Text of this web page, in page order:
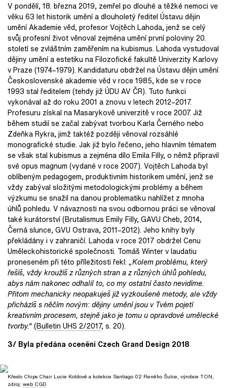
V pondělí, 18. března 2019, zemřel po dlouhé a těžké nemoci ve
věku 63 let historik umění a dlouholetý ředitel Ústavu dějin
umění Akademie věd, profesor Vojtěch Lahoda, jenž se celý
svůj profesní život věnoval zejména umění první poloviny 20.
století se zvláštním zaměřením na kubismus. Lahoda vystudoval
dějiny umění a estetiku na Filozofické fakultě Univerzity Karlovy
v Praze (1974–1979). Kandidaturu obdržel na Ústavu dějin umění
Československé akademie věd v roce 1985, kde se v roce
1993 stal ředitelem (tehdy již ÚDU AV ČR). Tuto funkci
vykonával až do roku 2001 a znovu v letech 2012–2017.
Profesuru získal na Masarykově univerzitě v roce 2007. Již
během studií se začal zabývat tvorbou Karla Černého nebo
Zdeňka Rykra, jimž taktéž později věnoval rozsáhlé
monografické studie. Jak již bylo řečeno, jeho hlavním tématem
se však stal kubismus a zejména dílo Emila Filly, o němž připravil
své opus magnum (vydané v roce 2007). Vojtěch Lahoda byl
oblíbeným pedagogem, produktivním historikem umění, jenž se
vždy zabýval složitými metodologickými problémy a během
výzkumu se snažil na danou problematiku nahlížet z mnoha
úhlů pohledu. V návaznosti na svou odbornou práci se věnoval
také kurátorství (Brutalismus Emily Filly, GAVU Cheb, 2014,
Černá slunce, GVU Ostrava, 2011–2012). Jeho knihy byly
překládány i v zahraničí. Lahoda v roce 2017 obdržel Cenu
Uměleckohistorické společnosti. Tomáš Winter v laudatiu
proneseném při této příležitosti řekl: „Kolem problému, který
řešíš, vždy kroužíš z různých stran a z různých úhlů pohledu,
abys nám nakonec odhalil to, co my ostatní často nevidíme.
Přitom mechanicky neopakuješ již vyzkoušené metody, ale vždy
přicházíš s něčím novým: dějiny umění jsou v Tvém pojetí
kreativním procesem, stejně jako je tomu u opravdové umělecké
tvorby.“(Bulletin UHS 2/2017, s. 20).
3/ Byla předána ocenění Czech Grand Design 2018
Křeslo Chips Chair Lucie Koldové a kolekce Santiago 02 Reného Šulce, výrobce TON,
zdroj: web CGD